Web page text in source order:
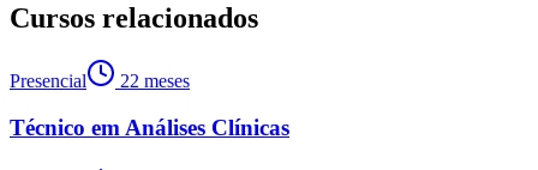
Cursos relacionados
Presencial 22 meses
Técnico em Análises Clínicas